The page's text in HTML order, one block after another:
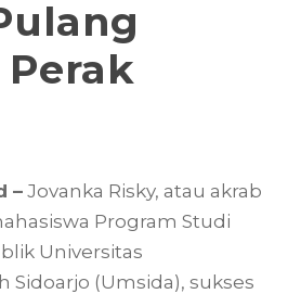
– Jovanka Risky, atau akrab
Program Studi
Universitas
Sidoarjo (Umsida), sukses